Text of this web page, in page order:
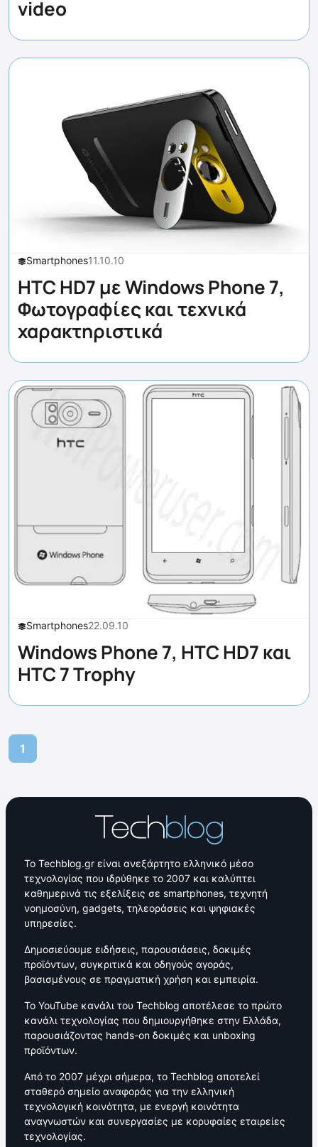
video
Smartphones11.10.10
HTC HD7 με Windows Phone 7,
Φωτογραφίες και τεχνικά
χαρακτηριστικά
Smartphones22.09.10
Windows Phone 7, HTC HD7 και
HTC 7 Trophy
1
Το Techblog.gr είναι ανεξάρτητο ελληνικό μέσο
τεχνολογίας που ιδρύθηκε το 2007 και καλύπτει
καθημερινά τις εξελίξεις σε smartphones, τεχνητή
νοημοσύνη, gadgets, τηλεοράσεις και ψηφιακές
υπηρεσίες.
Δημοσιεύουμε ειδήσεις, παρουσιάσεις, δοκιμές
προϊόντων, συγκριτικά και οδηγούς αγοράς,
βασισμένους σε πραγματική χρήση και εμπειρία.
Το YouTube κανάλι του Techblog αποτέλεσε το πρώτο
κανάλι τεχνολογίας που δημιουργήθηκε στην Ελλάδα,
παρουσιάζοντας hands-on δοκιμές και unboxing
προϊόντων.
Από το 2007 μέχρι σήμερα, το Techblog αποτελεί
σταθερό σημείο αναφοράς για την ελληνική
τεχνολογική κοινότητα, με ενεργή κοινότητα
αναγνωστών και συνεργασίες με κορυφαίες εταιρείες
τεχνολογίας.